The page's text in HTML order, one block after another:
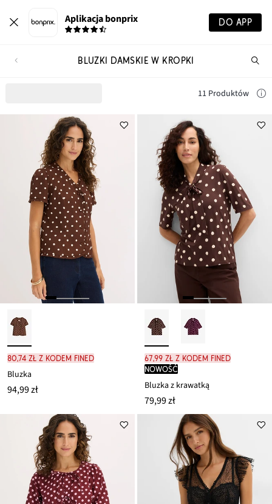
Aplikacja bonprix DO APP
BLUZKI DAMSKIE W KROPKI
11 Produktów
80,74 zł z kodem FINED
Bluzka
94,99 zł
67,99 zł z kodem FINED
nowość
Bluzka z krawatką
79,99 zł